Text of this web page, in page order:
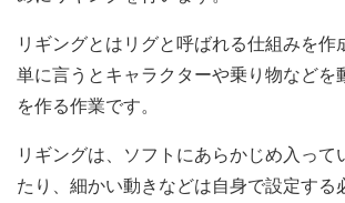
リギングとはリグと呼ばれる仕組みを作
単に言うとキャラクターや乗り物などを
を作る作業です。
リギングは、ソフトにあらかじめ入って
たり、細かい動きなどは自身で設定する